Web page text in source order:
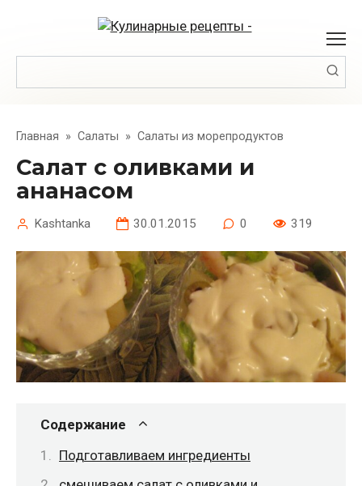
Главная » Салаты » Салаты из морепродуктов
Cалат с оливками и
ананасом
Kashtanka 30.01.2015 0 319
Содержание
Подготавливаем ингредиенты